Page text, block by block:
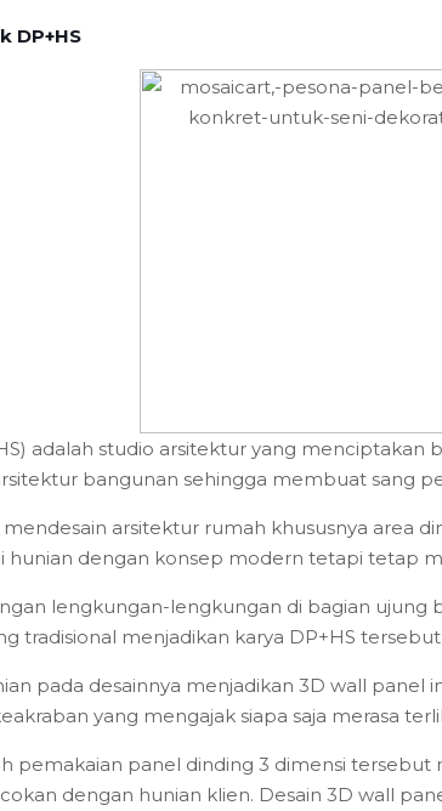
DP+HS
adalah studio arsitektur yang menciptakan
bangunan sehingga membuat sang
arsitektur rumah khususnya area
hunian dengan konsep modern tetapi tetap
lengkungan-lengkungan di bagian
tradisional menjadikan karya DP+HS
pada desainnya menjadikan 3D wall panel
yang mengajak siapa saja merasa
pemakaian panel dinding 3 dimensi
dengan hunian klien. Desain 3D wall